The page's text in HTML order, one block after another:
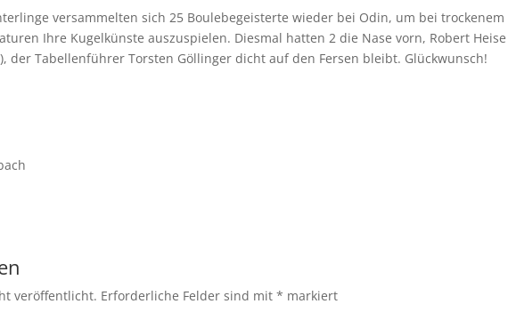
versammelten sich 25 Boulebegeisterte wieder bei Odin, um bei trockenem
Ihre Kugelkünste auszuspielen. Diesmal hatten 2 die Nase vorn, Robert Heise
der Tabellenführer Torsten Göllinger dicht auf den Fersen bleibt. Glückwunsch!
veröffentlicht. Erforderliche Felder sind mit* markiert